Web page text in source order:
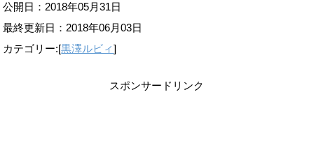
公開日：2018年05月31日
最終更新日： 2018年06月03日
カテゴリー:[黒澤ルビィ]
スポンサードリンク